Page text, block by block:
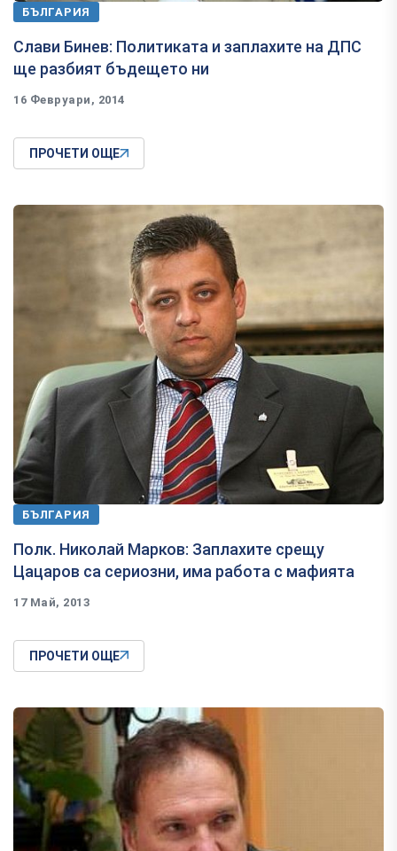
БЪЛГАРИЯ
Слави Бинев: Политиката и заплахите на ДПС
ще разбият бъдещето ни
16 Февруари, 2014
ПРОЧЕТИ ОЩЕ
БЪЛГАРИЯ
Полк. Николай Марков: Заплахите срещу
Цацаров са сериозни, има работа с мафията
17 Май, 2013
ПРОЧЕТИ ОЩЕ